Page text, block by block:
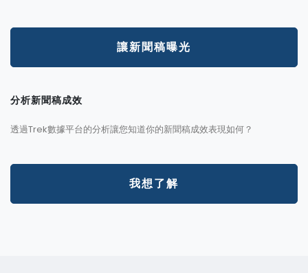
讓新聞稿曝光
分析新聞稿成效
透過Trek數據平台的分析讓您知道你的新聞稿成效表現如何？
我想了解